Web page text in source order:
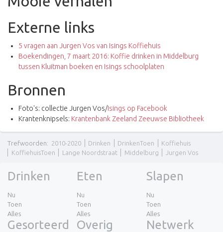
Externe links
5 vragen aan Jurgen Vos van Isings Koffiehuis
Boekendingen, 7 maart 2016: Koffie drinken in Middelburg
tussen Kluitman boeken en Isings schoolplaten
Bronnen
Foto's: collectie Jurgen Vos/Isings op Facebook
Krantenknipsels: Krantenbank Zeeland Zeeuwse Bibliotheek
Trefwoorden: 2010-2020 Drinken DrinkenToen
Koffiehuis
KoffiehuisToen
Lange Noordstraat Middelburg Jurgen Vos
Drinken
Nu
Toen
Alles
Eten
Nu
Toen
Alles
Slapen
Nu
Toen
Alles
Gesorteerd Overig Netwerk